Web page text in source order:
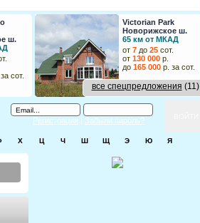
ш.
сот.
Victorian Park
Новорижское ш.
65 км от МКАД
от 7 до 25 сот.
от 130 000 р.
до 165 000 р. за сот.
все спецпредложения (11)
Регистрация | Забыли пароль?
Х Ц Ч Ш Щ Э Ю Я